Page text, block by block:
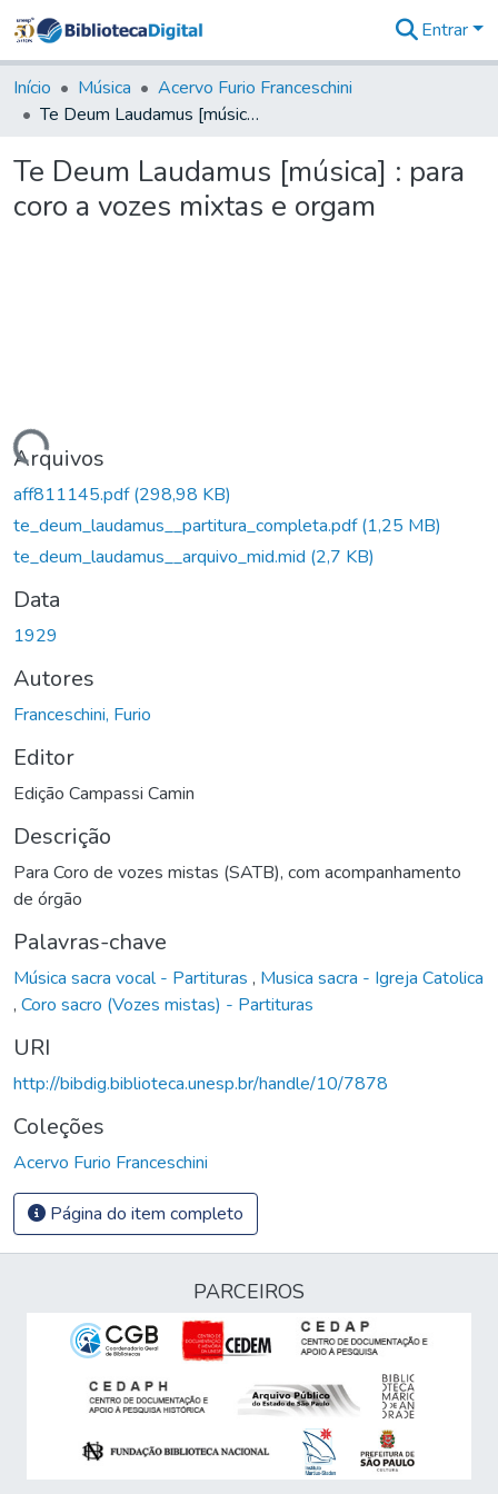
&
Coleções
Tudo na
Digital
Estatísticas
Entrar
Início Música
Acervo Furio Franceschini
Te Deum Laudamus [música] : para coro a vozes mixtas e orgam
Te Deum Laudamus [música] : para
coro a vozes mixtas e orgam
Arquivos
aff811145.pdf(298,98 KB)
te_deum_laudamus__partitura_completa.pdf(1,25 MB)
te_deum_laudamus__arquivo_mid.mid (2,7 KB)
Data
1929
Autores
Franceschini, Furio
Editor
Edição Campassi Camin
Descrição
Para Coro de vozes mistas (SATB), com acompanhamento
de órgão
Palavras-chave
Música sacra vocal - Partituras , Musica sacra - Igreja Catolica
, Coro sacro (Vozes mistas) - Partituras
URI
http://bibdig.biblioteca.unesp.br/handle/10/7878
Coleções
Acervo Furio Franceschini
Página do item completo
PARCEIROS